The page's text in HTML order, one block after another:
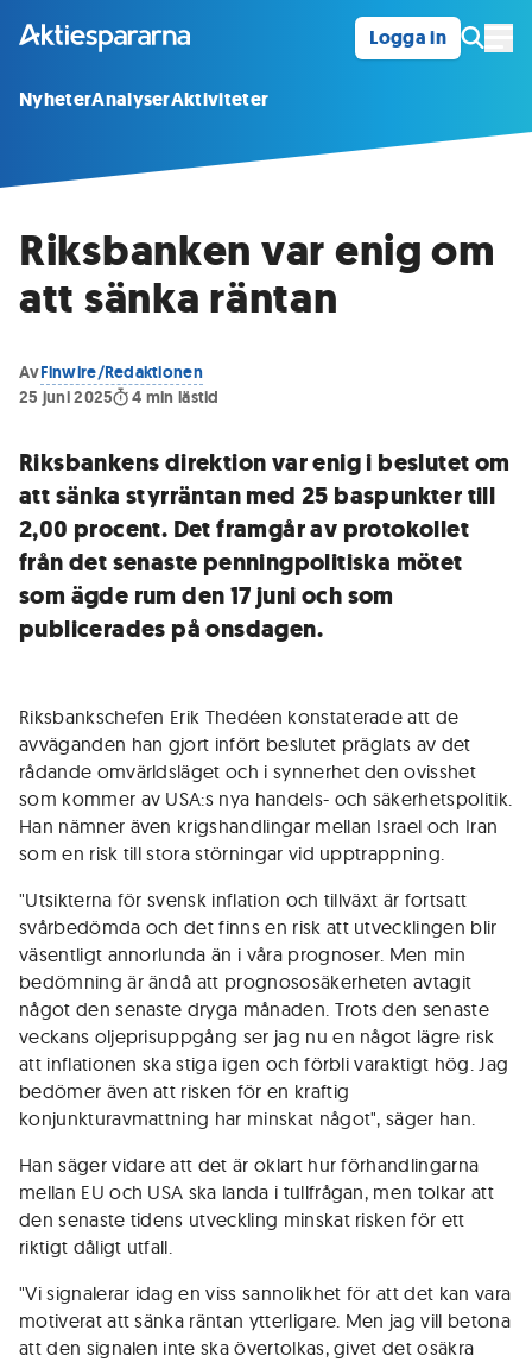
Logga in
NyheterAnalyserAktiviteter
Riksbanken var enig om
att sänka räntan
AvFinwire/Redaktionen
25 juni 2025
4 min lästid
Riksbankens direktion var enig i beslutet om
att sänka styrräntan med 25 baspunkter till
2,00 procent. Det framgår av protokollet
från det senaste penningpolitiska mötet
som ägde rum den 17 juni och som
publicerades på onsdagen.
Riksbankschefen Erik Thedéen konstaterade att de
avväganden han gjort infört beslutet präglats av det
rådande omvärldsläget och i synnerhet den ovisshet
som kommer av USA:s nya handels- och säkerhetspolitik.
Han nämner även krigshandlingar mellan Israel och Iran
som en risk till stora störningar vid upptrappning.
"Utsikterna för svensk inflation och tillväxt är fortsatt
svårbedömda och det finns en risk att utvecklingen blir
väsentligt annorlunda än i våra prognoser. Men min
bedömning är ändå att prognososäkerheten avtagit
något den senaste dryga månaden. Trots den senaste
veckans oljeprisuppgång ser jag nu en något lägre risk
att inflationen ska stiga igen och förbli varaktigt hög. Jag
bedömer även att risken för en kraftig
konjunkturavmattning har minskat något", säger han.
Han säger vidare att det är oklart hur förhandlingarna
mellan EU och USA ska landa i tullfrågan, men tolkar att
den senaste tidens utveckling minskat risken för ett
riktigt dåligt utfall.
"Vi signalerar idag en viss sannolikhet för att det kan vara
motiverat att sänka räntan ytterligare. Men jag vill betona
att den signalen inte ska övertolkas, givet det osäkra